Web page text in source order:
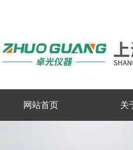
网站首页 关